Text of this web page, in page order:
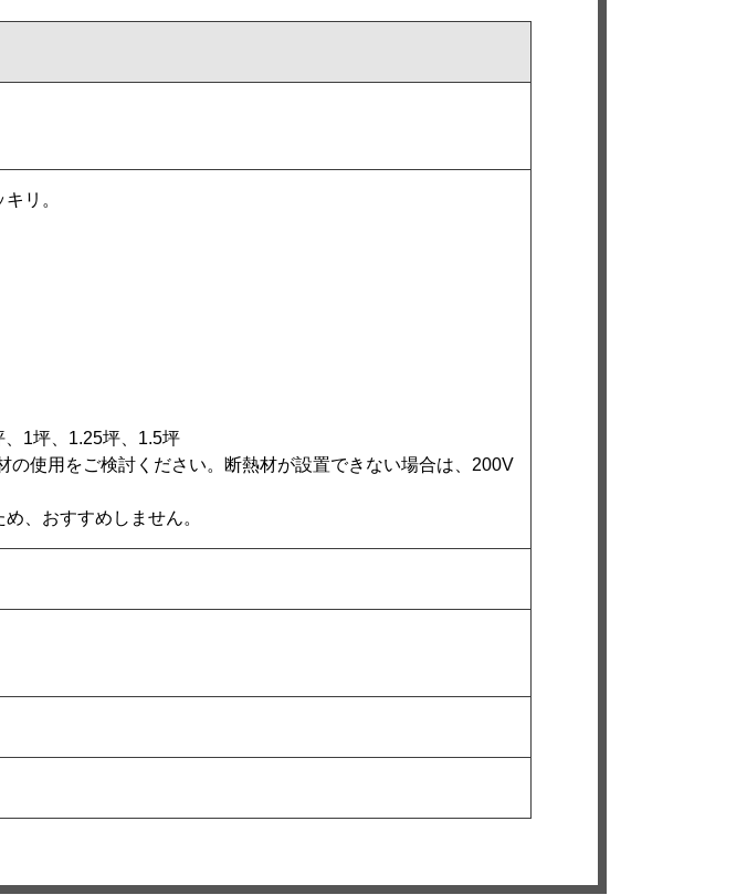
リ。
1坪、1.25坪、1.5坪
の使用をご検討ください。断熱材が設置できない場合は、200V
、おすすめしません。